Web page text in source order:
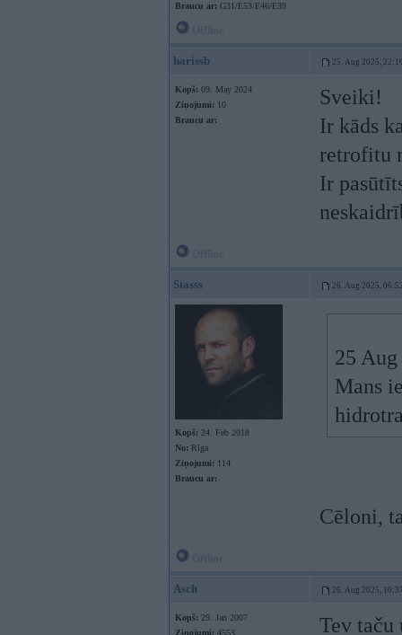
Braucu ar: G31/E53/E46/E39
harissb 25. Aug 2025,
Kopš: 09. May 2024
Ziņojumi: 10
Braucu ar:
Sveiki!
Ir kāds
retrofitu
Ir
Stasss 26. Aug 2025,
Kopš: 24. Feb 2018
No: Rīga
Ziņojumi: 114
Braucu ar:
25
Mans
Cēloni,
Asch 26. Aug 2025,
Kopš: 29. Jan 2007
Ziņojumi: 4553
Tev taču